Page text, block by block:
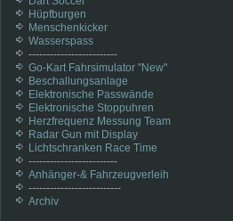
Hüpfburgen
Menschenkicker
Wasserspass
-------------------------
Go-Kart Fahrsimulator "New"
Beschallungsanlage
Elektronische Passwände
Elektronische Stoppuhren
Herzfrequenz Messung Team
Radar Gun mit Display
Lichtschranken Race Time
-------------------------
Anhänger-& Fahrzeugverleih
--------------------------
Archiv